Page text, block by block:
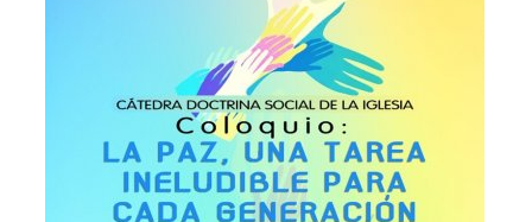
Formación Continua
Estudiantes
Académicos